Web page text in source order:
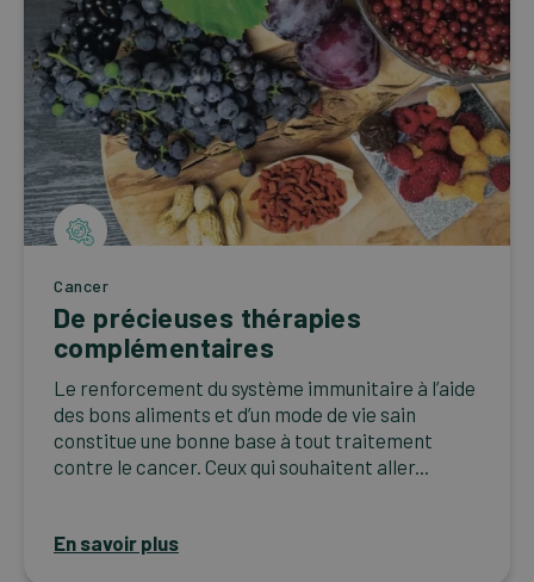
Cancer
De précieuses thérapies
complémentaires
Le renforcement du système immunitaire à l’aide
des bons aliments et d’un mode de vie sain
constitue une bonne base à tout traitement
contre le cancer. Ceux qui souhaitent aller...
En savoir plus